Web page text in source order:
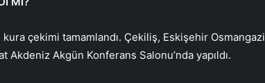
çekimi tamamlandı. Çekiliş, Eskişehir Osmangazi
Akgün Konferans Salonu’nda yapıldı.